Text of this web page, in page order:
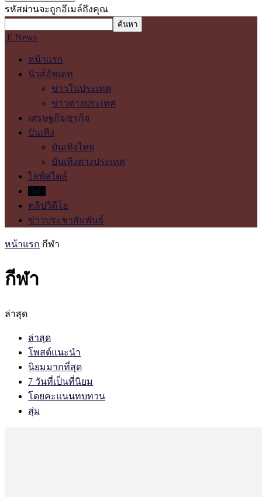
รหัสผ่านจะถูกอีเมล์ถึงคุณ
E News
หน้าแรก
นิวส์อัพเดท
ข่าวในประเทศ
ข่าวต่างประเทศ
เศรษฐกิจ/ธุรกิจ
บันเทิง
บันเทิงไทย
บันเทิงต่างประเทศ
ไลฟ์สไตล์
กีฬา
คลิปวิดีโอ
ข่าวประชาสัมพันธ์
หน้าแรก กีฬา
กีฬา
ล่าสุด
ล่าสุด
โพสต์แนะนำ
นิยมมากที่สุด
7 วันที่เป็นที่นิยม
โดยคะแนนทบทวน
สุ่ม